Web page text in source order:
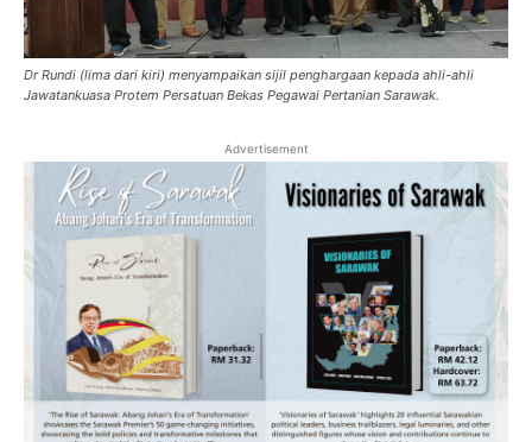
Dr Rundi (lima dari kiri) menyampaikan sijil penghargaan kepada ahli-ahli
Jawatankuasa Protem Persatuan Bekas Pegawai Pertanian Sarawak.
Advertisement